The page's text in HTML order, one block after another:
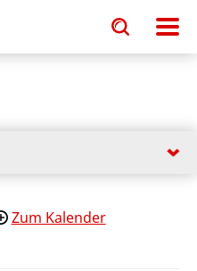
Toggle
search
input
Toggle
search
input
Zum Kalender